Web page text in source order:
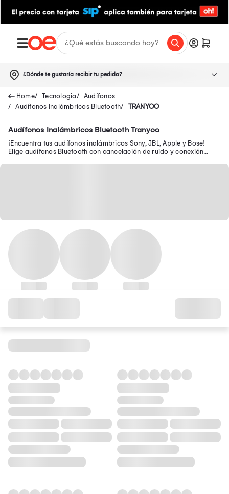
¿Dónde te gustaría recibir tu pedido?
Tecnologia
Audífonos
Audífonos Inalámbricos Bluetooth
TRANYOO
Audífonos Inalámbricos Bluetooth Tranyoo
¡Encuentra tus audífonos inalámbricos Sony, JBL, Apple y Bose!
Elige audífonos Bluetooth con cancelación de ruido y conexión